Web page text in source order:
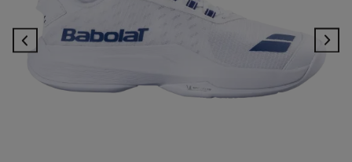
Previous